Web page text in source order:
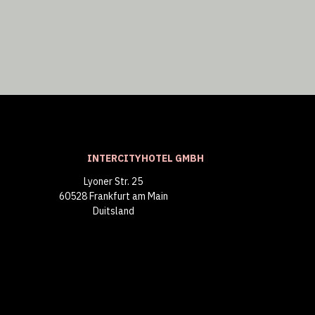
INTERCITYHOTEL GMBH
Lyoner Str. 25
60528 Frankfurt am Main
Duitsland